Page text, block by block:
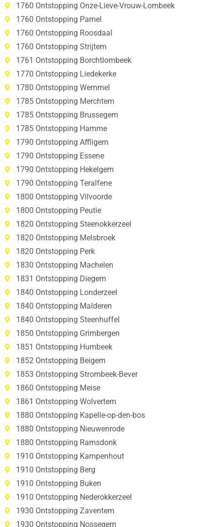
1760 Ontstopping Onze-Lieve-Vrouw-Lombeek
1760 Ontstopping Pamel
1760 Ontstopping Roosdaal
1760 Ontstopping Strijtem
1761 Ontstopping Borchtlombeek
1770 Ontstopping Liedekerke
1780 Ontstopping Wemmel
1785 Ontstopping Merchtem
1785 Ontstopping Brussegem
1785 Ontstopping Hamme
1790 Ontstopping Affligem
1790 Ontstopping Essene
1790 Ontstopping Hekelgem
1790 Ontstopping Teralfene
1800 Ontstopping Vilvoorde
1800 Ontstopping Peutie
1820 Ontstopping Steenokkerzeel
1820 Ontstopping Melsbroek
1820 Ontstopping Perk
1830 Ontstopping Machelen
1831 Ontstopping Diegem
1840 Ontstopping Londerzeel
1840 Ontstopping Malderen
1840 Ontstopping Steenhuffel
1850 Ontstopping Grimbergen
1851 Ontstopping Humbeek
1852 Ontstopping Beigem
1853 Ontstopping Strombeek-Bever
1860 Ontstopping Meise
1861 Ontstopping Wolvertem
1880 Ontstopping Kapelle-op-den-bos
1880 Ontstopping Nieuwenrode
1880 Ontstopping Ramsdonk
1910 Ontstopping Kampenhout
1910 Ontstopping Berg
1910 Ontstopping Buken
1910 Ontstopping Nederokkerzeel
1930 Ontstopping Zaventem
1930 Ontstopping Nossegem